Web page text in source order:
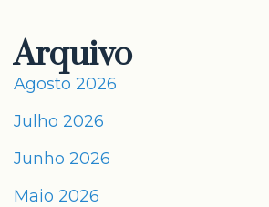
Arquivo
Agosto 2026
Julho 2026
Junho 2026
Maio 2026